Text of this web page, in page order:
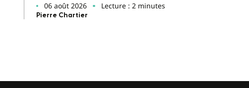
06 août 2026 Lecture : 2 minutes
Pierre Chartier